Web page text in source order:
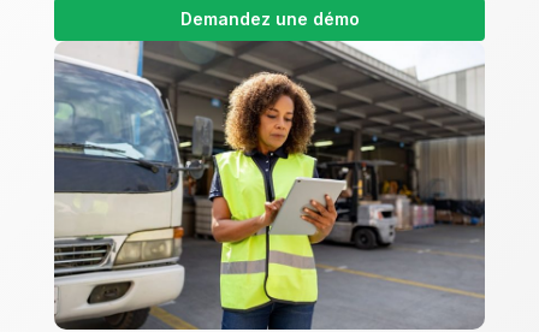
Demandez une démo